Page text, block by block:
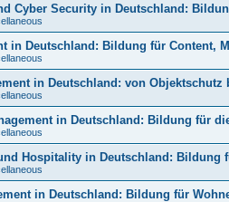
Cyber Security in Deutschland:
in Deutschland: Bildung für Content,
in Deutschland: von Objektschutz
in Deutschland: Bildung für
Hospitality in Deutschland: Bildung
in Deutschland: Bildung für